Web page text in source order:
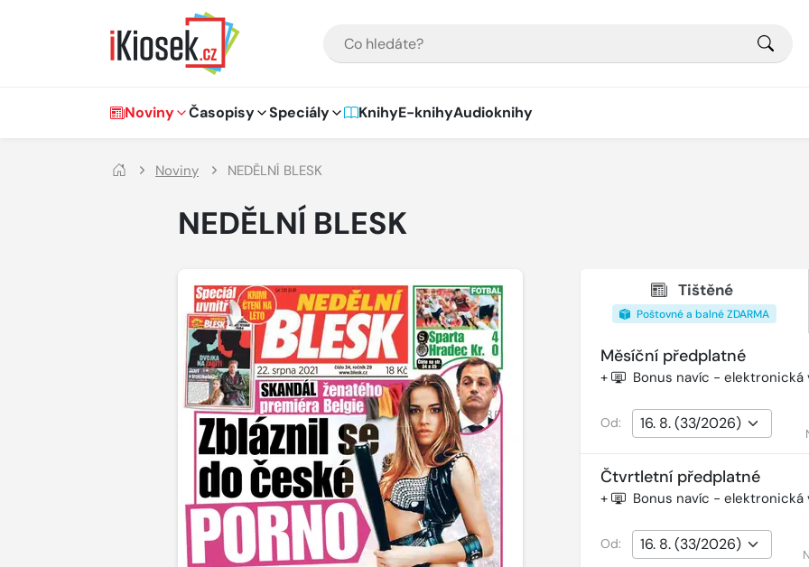
Hlavní navigace
Noviny Časopisy Speciály KnihyE-knihyAudioknihy
Noviny NEDĚLNÍ BLESK
NEDĚLNÍ BLESK
Tištěné
Poštovné a balné ZDARMA
Měsíční předplatné
+ Bonus navíc - elektronická
Od:
Čtvrtletní předplatné
+ Bonus navíc - elektronická
Od: